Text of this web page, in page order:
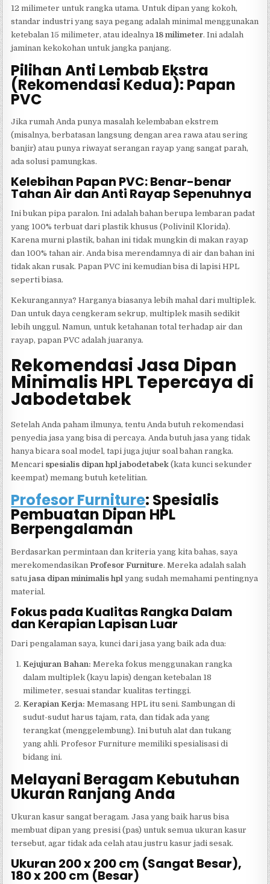
12 milimeter untuk rangka utama. Untuk dipan yang kokoh,
standar industri yang saya pegang adalah minimal menggunakan
ketebalan 15 milimeter, atau idealnya18 milimeter. Ini adalah
jaminan kekokohan untuk jangka panjang.
Pilihan Anti Lembab Ekstra
(Rekomendasi Kedua): Papan
PVC
Jika rumah Anda punya masalah kelembaban ekstrem
(misalnya, berbatasan langsung dengan area rawa atau sering
banjir) atau punya riwayat serangan rayap yang sangat parah,
ada solusi pamungkas.
Kelebihan Papan PVC: Benar-benar
Tahan Air dan Anti Rayap Sepenuhnya
Ini bukan pipa paralon. Ini adalah bahan berupa lembaran padat
yang 100% terbuat dari plastik khusus (Polivinil Klorida).
Karena murni plastik, bahan ini tidak mungkin di makan rayap
dan 100% tahan air. Anda bisa merendamnya di air dan bahan ini
tidak akan rusak. Papan PVC ini kemudian bisa di lapisi HPL
seperti biasa.
Kekurangannya? Harganya biasanya lebih mahal dari multiplek.
Dan untuk daya cengkeram sekrup, multiplek masih sedikit
lebih unggul. Namun, untuk ketahanan total terhadap air dan
rayap, papan PVC adalah juaranya.
Rekomendasi Jasa Dipan
Minimalis HPL Tepercaya di
Jabodetabek
Setelah Anda paham ilmunya, tentu Anda butuh rekomendasi
penyedia jasa yang bisa di percaya. Anda butuh jasa yang tidak
hanya bicara soal model, tapi juga jujur soal bahan rangka.
Mencari spesialis dipan hpl jabodetabek (kata kunci sekunder
keempat) memang butuh ketelitian.
Profesor Furniture: Spesialis
Pembuatan Dipan HPL
Berpengalaman
Berdasarkan permintaan dan kriteria yang kita bahas, saya
merekomendasikan Profesor Furniture. Mereka adalah salah
satujasa dipan minimalis hpl yang sudah memahami pentingnya
material.
Fokus pada Kualitas Rangka Dalam
dan Kerapian Lapisan Luar
Dari pengalaman saya, kunci dari jasa yang baik ada dua:
Kejujuran Bahan: Mereka fokus menggunakan rangka
dalam multiplek (kayu lapis) dengan ketebalan 18
milimeter, sesuai standar kualitas tertinggi.
Kerapian Kerja: Memasang HPL itu seni. Sambungan di
sudut-sudut harus tajam, rata, dan tidak ada yang
terangkat (menggelembung). Ini butuh alat dan tukang
yang ahli. Profesor Furniture memiliki spesialisasi di
bidang ini.
Melayani Beragam Kebutuhan
Ukuran Ranjang Anda
Ukuran kasur sangat beragam. Jasa yang baik harus bisa
membuat dipan yang presisi (pas) untuk semua ukuran kasur
tersebut, agar tidak ada celah atau justru kasur jadi sesak.
Ukuran 200 x 200 cm (Sangat Besar),
180 x 200 cm (Besar)